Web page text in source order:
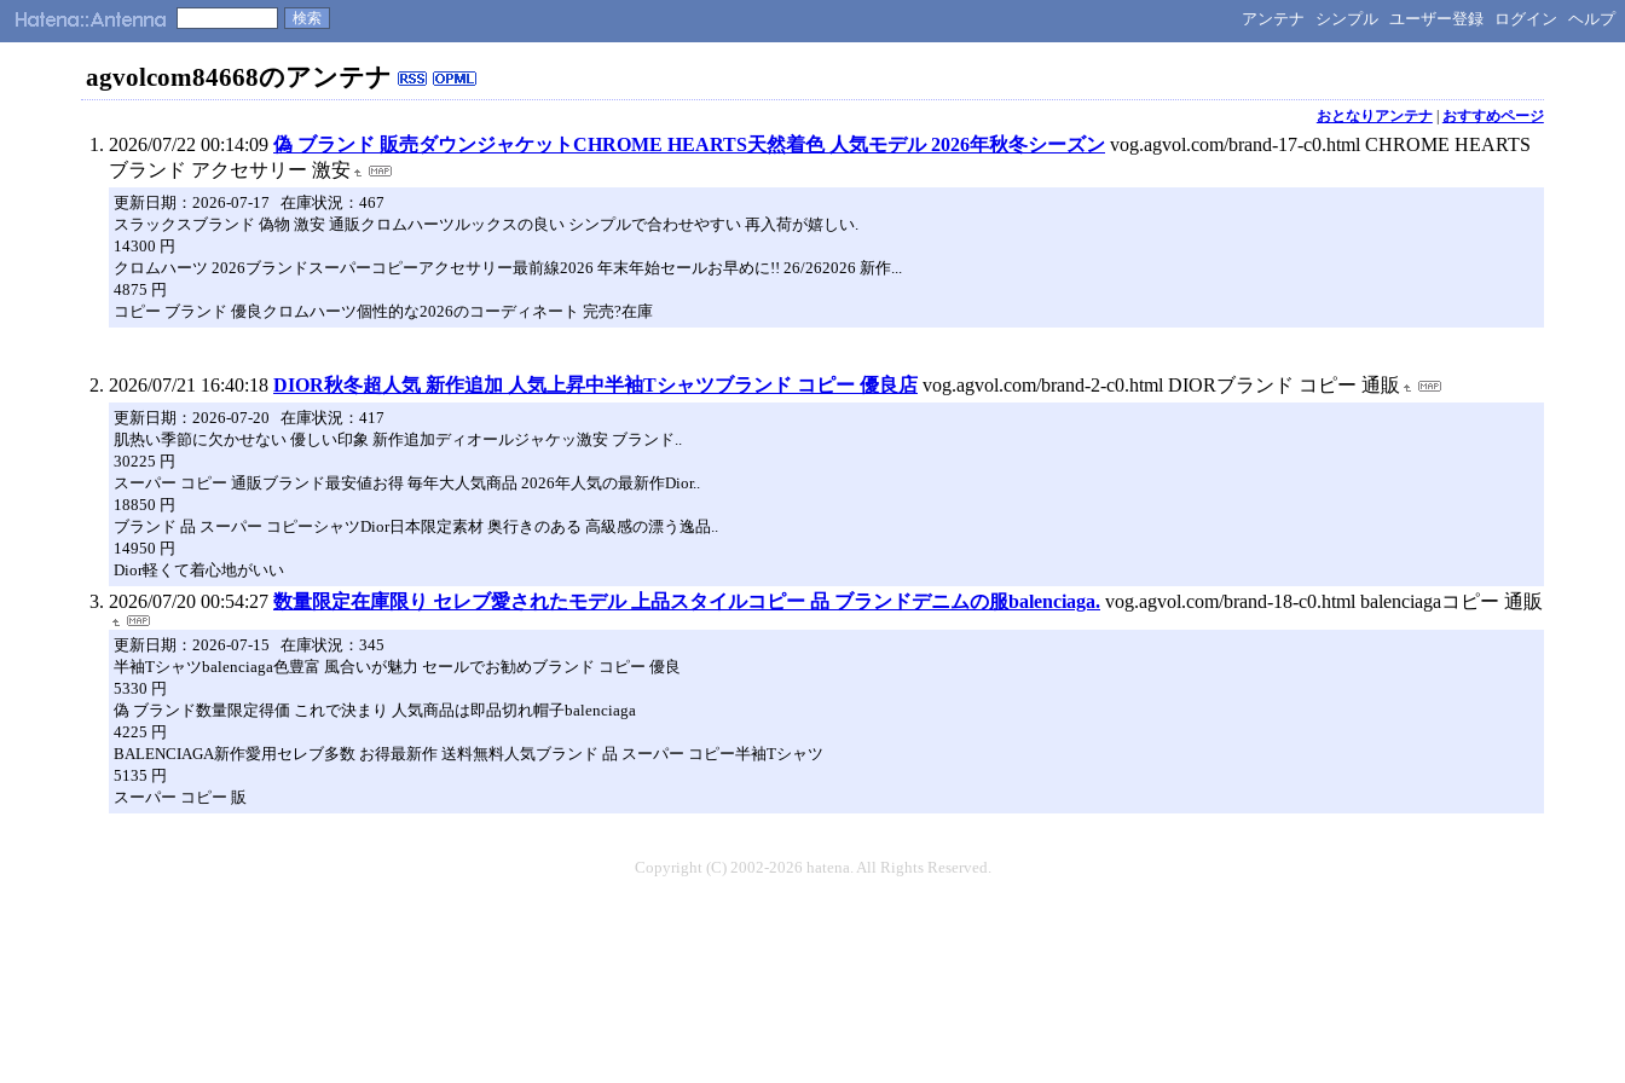
アンテナ シンプル ユーザー登録 ログイン ヘルプ
agvolcom84668のアンテナ
おとなりアンテナ| おすすめページ
2026/07/22 00:14:09 偽 ブランド 販売ダウンジャケットCHROME HEARTS天然着色 人気モデル 2026年秋冬シーズン vog.agvol.com/brand-17-c0.html CHROME HEARTS
ブランド アクセサリー 激安
更新日期：2026-07-17 在庫状況：467
スラックスブランド 偽物 激安 通販クロムハーツルックスの良い シンプルで合わせやすい 再入荷が嬉しい.
14300 円
クロムハーツ 2026ブランドスーパーコピーアクセサリー最前線2026 年末年始セールお早めに!! 26/262026 新作...
4875 円
コピー ブランド 優良クロムハーツ個性的な2026のコーディネート 完売?在庫
2026/07/21 16:40:18 DIOR秋冬超人気 新作追加 人気上昇中半袖Tシャツブランド コピー 優良店 vog.agvol.com/brand-2-c0.html DIORブランド コピー 通販
更新日期：2026-07-20 在庫状況：417
肌热い季節に欠かせない 優しい印象 新作追加ディオールジャケッ激安 ブランド..
30225 円
スーパー コピー 通販ブランド最安値お得 毎年大人気商品 2026年人気の最新作Dior..
18850 円
ブランド 品 スーパー コピーシャツDior日本限定素材 奥行きのある 高級感の漂う逸品..
14950 円
Dior軽くて着心地がいい
2026/07/20 00:54:27 数量限定在庫限り セレブ愛されたモデル 上品スタイルコピー 品 ブランドデニムの服balenciaga. vog.agvol.com/brand-18-c0.html balenciagaコピー 通販
更新日期：2026-07-15 在庫状況：345
半袖Tシャツbalenciaga色豊富 風合いが魅力 セールでお勧めブランド コピー 優良
5330 円
偽 ブランド数量限定得価 これで決まり 人気商品は即品切れ帽子balenciaga
4225 円
BALENCIAGA新作愛用セレブ多数 お得最新作 送料無料人気ブランド 品 スーパー コピー半袖Tシャツ
5135 円
スーパー コピー 販
Copyright (C) 2002-2026 hatena. All Rights Reserved.